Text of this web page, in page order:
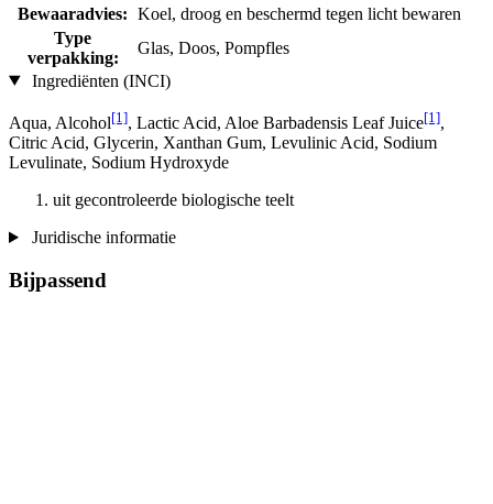
Bewaaradvies: Koel, droog en beschermd tegen licht bewaren
Type
verpakking:
Glas, Doos, Pompfles
Ingrediënten (INCI)
Aqua, Alcohol[1], Lactic Acid, Aloe Barbadensis Leaf Juice[1],
Citric Acid, Glycerin, Xanthan Gum, Levulinic Acid, Sodium
Levulinate, Sodium Hydroxyde
uit gecontroleerde biologische teelt
Juridische informatie
Bijpassend